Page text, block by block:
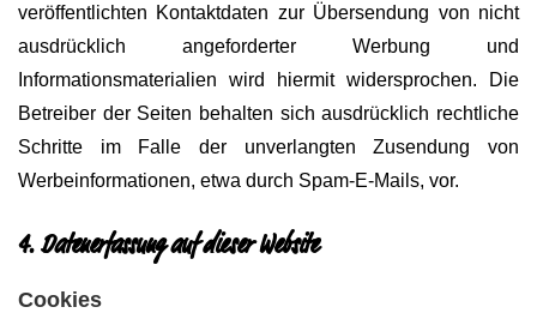
veröffentlichten Kontaktdaten zur Übersendung von nicht
ausdrücklich angeforderter Werbung und
Informationsmaterialien wird hiermit widersprochen. Die
Betreiber der Seiten behalten sich ausdrücklich rechtliche
Schritte im Falle der unverlangten Zusendung von
Werbeinformationen, etwa durch Spam-E-Mails, vor.
4. Datenerfassung auf dieser Website
Cookies